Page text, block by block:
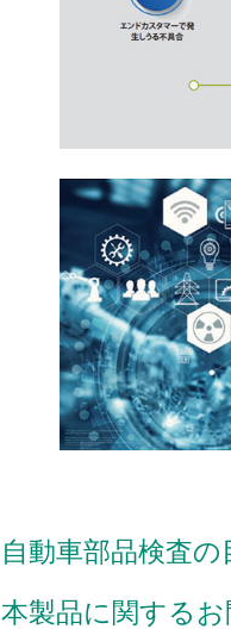
自動車部品検査
本製品に関する